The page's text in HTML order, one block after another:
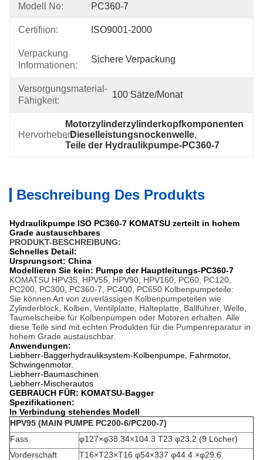
Modell No: PC360-7
Certifiion: ISO9001-2000
Verpackung
Informationen:
Sichere Verpackung
Versorgungsmaterial-
Fähigkeit:
100 Sätze/Monat
Hervorheben:
Motorzylinderzylinderkopfkomponenten
, Dieselleistungsnockenwelle,
Teile der Hydraulikpumpe-PC360-7
Beschreibung Des Produkts
Hydraulikpumpe ISO PC360-7 KOMATSU zerteilt in hohem
Grade austauschbares
PRODUKT-BESCHREIBUNG:
Schnelles Detail:
Ursprungsort: China
Modellieren Sie kein: Pumpe der Hauptleitungs-PC360-7
KOMATSU HPV35, HPV55, HPV90, HPV160, PC60, PC120,
PC200, PC300, PC360-7, PC400, PC650 Kolbenpumpeteile:
Sie können Art von zuverlässigen Kolbenpumpeteilen wie
Zylinderblock, Kolben, Ventilplatte, Halteplatte Ballführer, Welle,
Taumelscheibe für Kolbenpumpen oder Motoren erhalten. Alle
diese Teile sind mit echten Produkten für die Pumpenreparatur in
hohem Grade austauschbar.
Anwendungen:
Liebherr-Baggerhydrauliksystem-Kolbenpumpe, Fahrmotor,
Schwingenmotor.
Liebherr-Baumaschinen
Liebherr-Mischerautos
GEBRAUCH FÜR: KOMATSU-Bagger
Spezifikationen:
In Verbindung stehendes Modell
HPV95 (MAIN PUMPE PC200-6/PC200-7)
Fass
φ127×φ38.34×104.3 T23 φ23.2 (9 Löcher)
Vorderschaft
T16×T23×T16 φ54×337 φ44.4 ×φ29.6